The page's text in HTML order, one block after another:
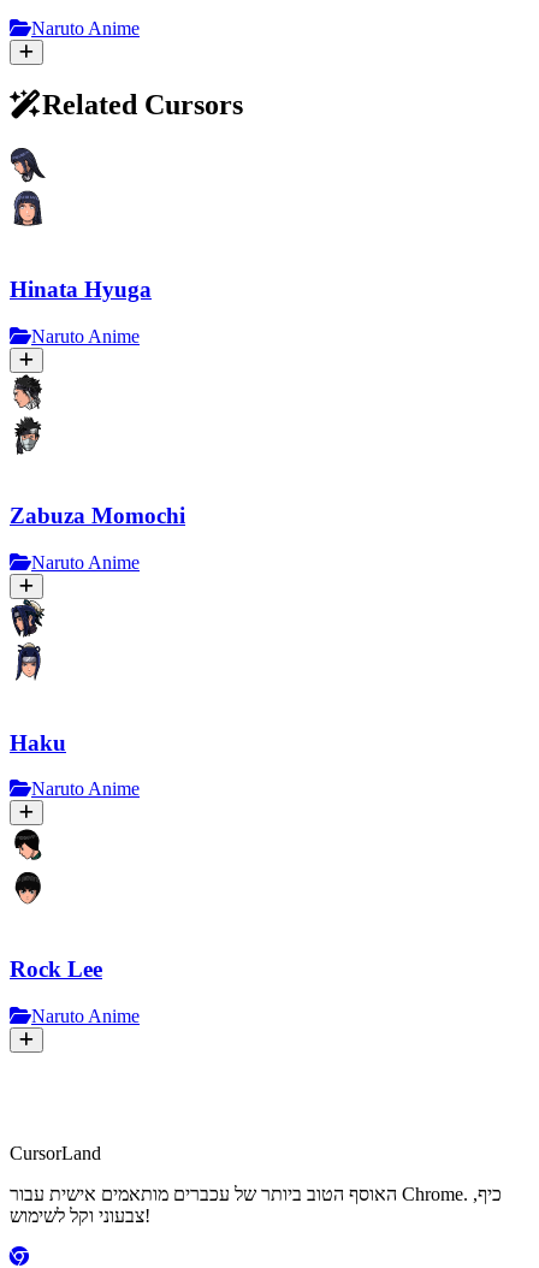
Naruto Anime
Related Cursors
Hinata Hyuga
Naruto Anime
Zabuza Momochi
Naruto Anime
Haku
Naruto Anime
Rock Lee
Naruto Anime
CursorLand
האוסף הטוב ביותר של עכברים מותאמים אישית עבור Chrome. כיף,
צבעוני וקל לשימוש!